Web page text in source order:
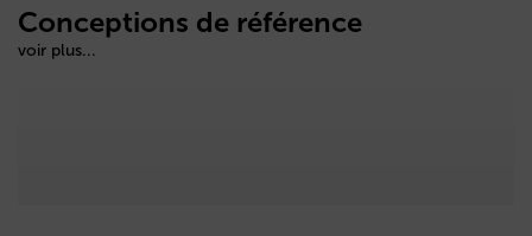
Conceptions de référence
voir plus...